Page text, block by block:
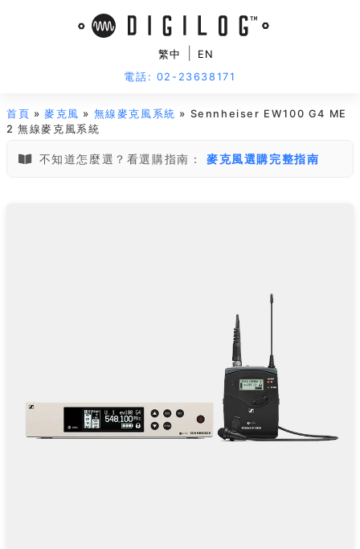
繁中
EN
電話: 02-23638171
首頁 »麥克風 » 無線麥克風系統 » Sennheiser EW100 G4 ME
2 無線麥克風系統
不知道怎麼選？看選購指南： 麥克風選購完整指南